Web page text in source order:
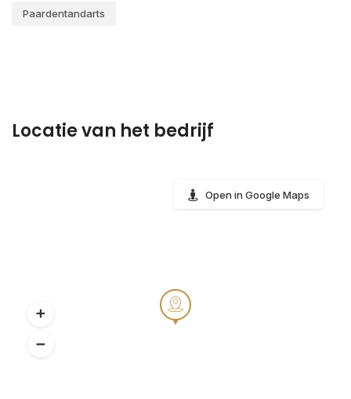
Paardentandarts
Locatie van het bedrijf
Open in Google Maps